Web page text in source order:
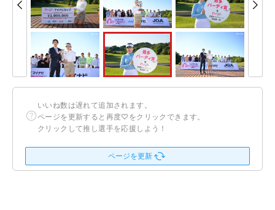
いいね数は遅れて追加されます。
ページを更新すると再度♡をクリックできます。
クリックして推し選手を応援しよう！
ページを更新